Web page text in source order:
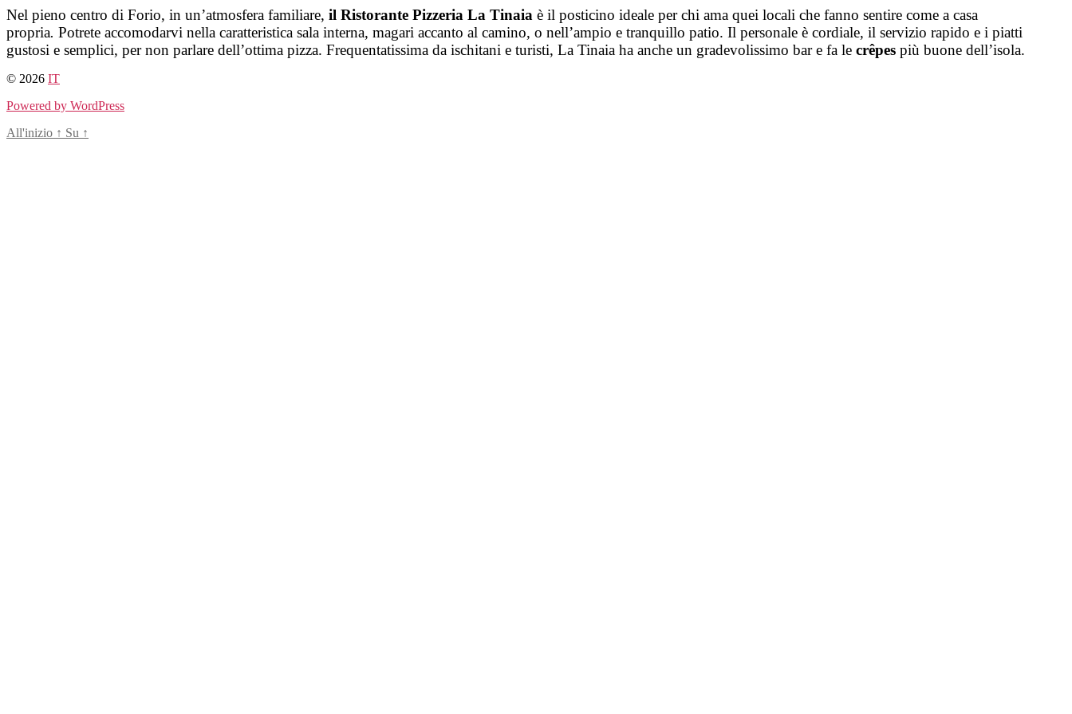
Salta
contenuto
Nel pieno centro di Forio, in un’atmosfera familiare, il Ristorante Pizzeria La Tinaia è il posticino ideale per chi ama quei locali che fanno sentire come a casa
propria. Potrete accomodarvi nella caratteristica sala interna, magari accanto al camino, o nell’ampio e tranquillo patio. Il personale è cordiale, il servizio rapido e i piatti
gustosi e semplici, per non parlare dell’ottima pizza. Frequentatissima da ischitani e turisti, La Tinaia ha anche un gradevolissimo bar e fa le crêpes più buone dell’isola.
© 2026 IT
Powered by WordPress
All'inizio ↑ Su ↑